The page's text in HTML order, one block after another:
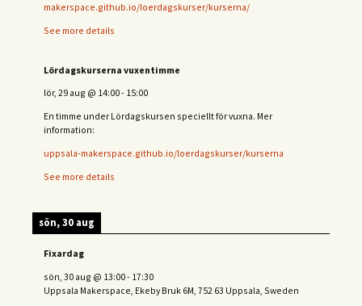
makerspace.github.io/loerdagskurser/kurserna/
See more details
Lördagskurserna vuxentimme
lör, 29 aug @ 14:00- 15:00
En timme under Lördagskursen speciellt för vuxna. Mer
information:
uppsala-makerspace.github.io/loerdagskurser/kurserna
See more details
sön, 30 aug
Fixardag
sön, 30 aug @ 13:00- 17:30
Uppsala Makerspace, Ekeby Bruk 6M, 752 63 Uppsala, Sweden